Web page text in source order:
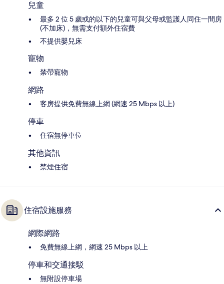
兒童
最多 2 位 5 歲或的以下的兒童可與父母或監護人同住一間房
(不加床)，無需支付額外住宿費
不提供嬰兒床
寵物
禁帶寵物
網路
客房提供免費無線上網 (網速 25 Mbps 以上)
停車
住宿無停車位
其他資訊
禁煙住宿
住宿設施服務
網際網路
免費無線上網，網速 25 Mbps 以上
停車和交通接駁
無附設停車場